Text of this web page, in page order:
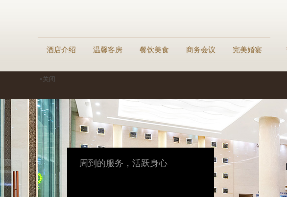
酒店介绍 温馨客房 餐饮美食 商务会议 完美婚宴
周到的服务，活跃身心
×关闭